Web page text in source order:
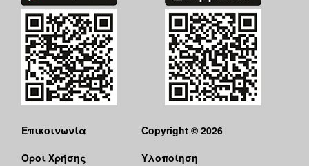
Επικοινωνία
Όροι Χρήσης
Copyright © 2026
Υλοποίηση